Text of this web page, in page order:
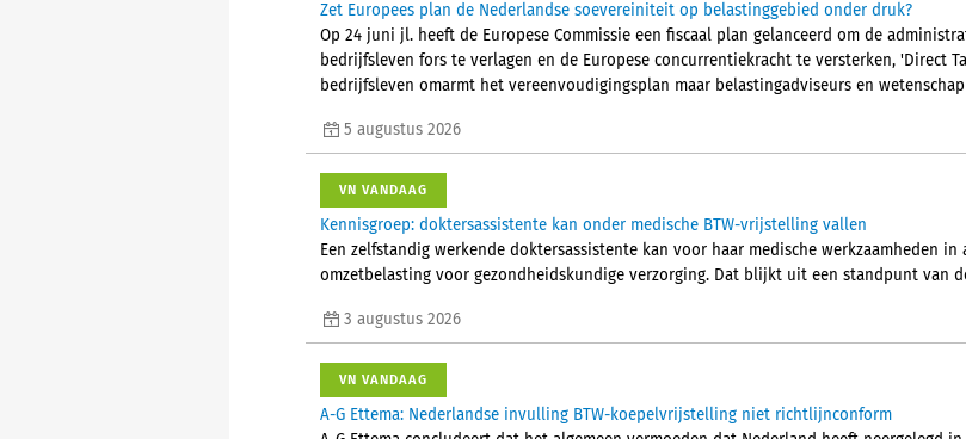
Zet Europees plan de Nederlandse soevereiniteit op belastinggebied onder druk?
Op 24 juni jl. heeft de Europese Commissie een fiscaal plan gelanceerd om de
bedrijfsleven fors te verlagen en de Europese concurrentiekracht te versterken, 'Direct
bedrijfsleven omarmt het vereenvoudigingsplan maar belastingadviseurs en
5 augustus 2026
VN VANDAAG
Kennisgroep: doktersassistente kan onder medische BTW-vrijstelling vallen
Een zelfstandig werkende doktersassistente kan voor haar medische werkzaamheden
omzetbelasting voor gezondheidskundige verzorging. Dat blijkt uit een standpunt van
3 augustus 2026
VN VANDAAG
A-G Ettema: Nederlandse invulling BTW-koepelvrijstelling niet richtlijnconform